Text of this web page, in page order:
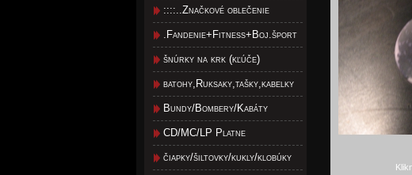
::::..Značkové oblečenie
.Fandenie+Fitness+Boj.šport
šnúrky na krk (kľúče)
batohy,Ruksaky,tašky,kabelky
Bundy/Bombery/Kabáty
CD/MC/LP Platne
čiapky/šiltovky/kukly/klobúky